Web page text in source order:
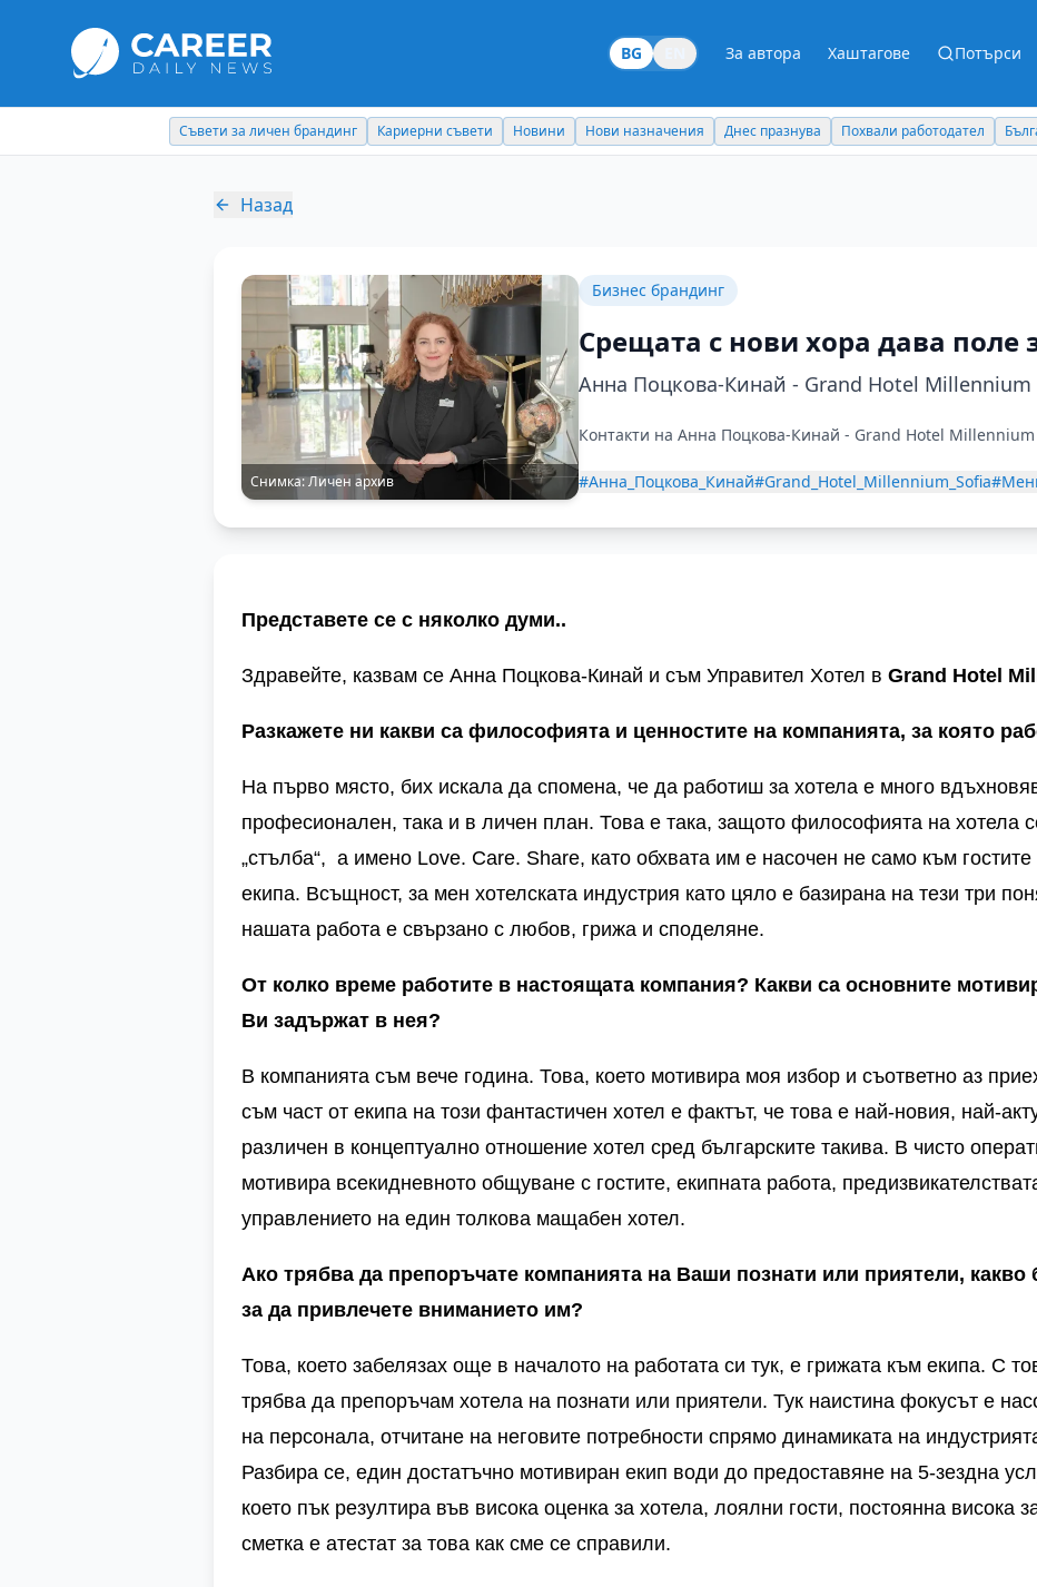
BG За автора Хаштагове Потърси
Съвети за личен брандинг Кариерни съвети Новини Нови назначения Днес празнува Похвали работодател
Назад
Снимка:Личен архив
Бизнес брандинг
Срещата с нови хора дава поле
Анна Поцкова-Кинай - Grand Hotel Millennium
Контакти на Анна Поцкова-Кинай - Grand Hotel Millennium
#Анна_Поцкова_Кинай#Grand_Hotel_Millennium_Sofia
Представете се с няколко думи..
Здравейте, казвам се Анна Поцкова-Кинай и съм Управител Хотел в Grand Hotel
Разкажете ни какви са философията и ценностите на компанията, за която
На първо място, бих искалa да спомена, че да работиш за хотела е много
професионален, така и в личен план. Това е така, защото философията на хотела
„стълба“, а имено Love. Care. Share, като обхвата им е насочен не само към
екипа. Всъщност, за мен хотелската индустрия като цяло е базирана на тези три
нашата работа е свързано с любов, грижа и споделяне.
От колко време работите в настоящата компания? Какви са основните
Ви задържат в нея?
В компанията съм вече година. Това, което мотивира моя избор и съответно аз
съм част от екипа на този фантастичен хотел е фактът, че това е най-новия, най-
различен в концептуално отношение хотел сред българските такива. В чисто
мотивира всекидневното общуване с гостите, екипната работа,
управлението на един толкова мащабен хотел.
Ако трябва да препоръчате компанията на Ваши познати или приятели, какво
за да привлечете вниманието им?
Това, което забелязах още в началото на работата си тук, е грижата към екипа. С
трябва да препоръчам хотела на познати или приятели. Тук наистина фокусът е
на персонала, отчитане на неговите потребности спрямо динамиката на
Разбира се, един достатъчно мотивиран екип води до предоставяне на 5-зездна
което пък резултира във висока оценка за хотела, лоялни гости, постоянна висока
сметка е атестат за това как сме се справили.